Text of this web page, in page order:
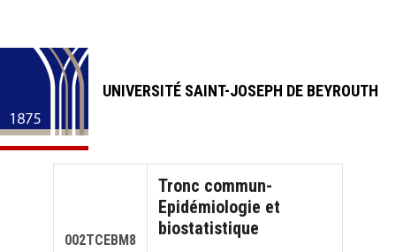
INSTITUTIONS
ADMISSION
RECHERCHE
UNIVERSITÉ SAINT-JOSEPH DE BEYROUTH
002TCEBM8
Tronc commun-
Epidémiologie et
biostatistique